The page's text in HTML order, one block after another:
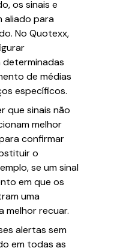
os sinais e
aliado para
No Quotexx,
de médias
específicos.
que sinais não
melhor
confirmar
o
se um sinal
em que os
uma
melhor recuar.
alertas sem
em todas as